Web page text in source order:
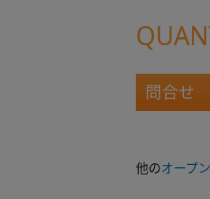
問合せ
他のオープ